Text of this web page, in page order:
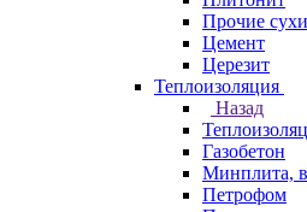
Прочие
Цемент
Церезит
Теплоизоляция
Назад
Газобетон
Минплита,
Петрофом